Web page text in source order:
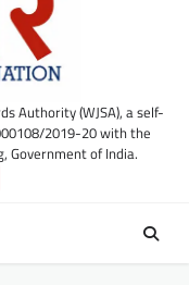
Authority (WJSA), a self-
2019-20 with the
Government of India.